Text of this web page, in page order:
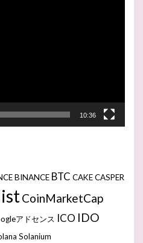
10:36
BINANCE BTC CAKECASPER
CoinMarketCap
アドセンス ICO IDO
Solanium